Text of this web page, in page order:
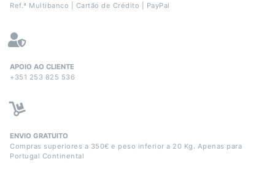
Ref.ª Multibanco | Cartão de Crédito | PayPal
APOIO AO CLIENTE
+351 253 825 536
ENVIO GRATUITO
Compras superiores a 350€ e peso inferior a 20 Kg. Apenas para
Portugal Continental